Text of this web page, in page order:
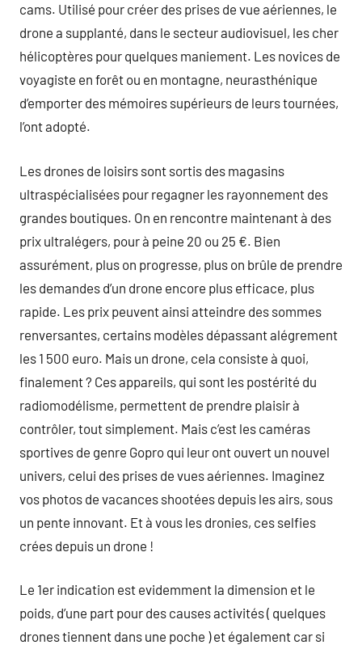
cams. Utilisé pour créer des prises de vue aériennes, le
drone a supplanté, dans le secteur audiovisuel, les cher
hélicoptères pour quelques maniement. Les novices de
voyagiste en forêt ou en montagne, neurasthénique
d’emporter des mémoires supérieurs de leurs tournées,
l’ont adopté.
Les drones de loisirs sont sortis des magasins
ultraspécialisées pour regagner les rayonnement des
grandes boutiques. On en rencontre maintenant à des
prix ultralégers, pour à peine 20 ou 25 €. Bien
assurément, plus on progresse, plus on brûle de prendre
les demandes d’un drone encore plus efficace, plus
rapide. Les prix peuvent ainsi atteindre des sommes
renversantes, certains modèles dépassant alégrement
les 1 500 euro. Mais un drone, cela consiste à quoi,
finalement ? Ces appareils, qui sont les postérité du
radiomodélisme, permettent de prendre plaisir à
contrôler, tout simplement. Mais c’est les caméras
sportives de genre Gopro qui leur ont ouvert un nouvel
univers, celui des prises de vues aériennes. Imaginez
vos photos de vacances shootées depuis les airs, sous
un pente innovant. Et à vous les dronies, ces selfies
crées depuis un drone !
Le 1er indication est evidemment la dimension et le
poids, d’une part pour des causes activités ( quelques
drones tiennent dans une poche ) et également car si